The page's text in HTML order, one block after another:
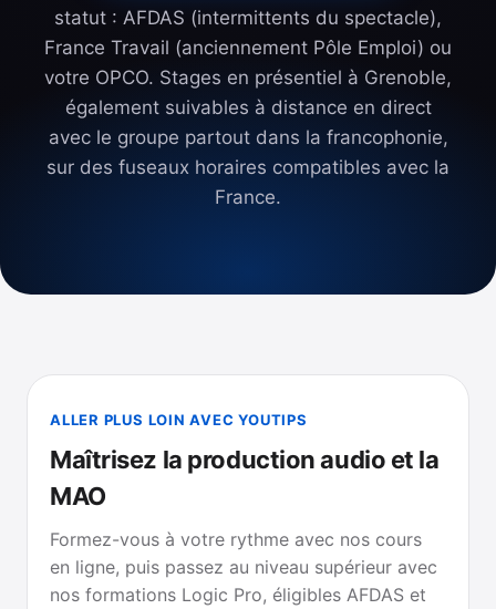
statut : AFDAS (intermittents du spectacle),
France Travail (anciennement Pôle Emploi) ou
votre OPCO. Stages en présentiel à Grenoble,
également suivables à distance en direct
avec le groupe partout dans la francophonie,
sur des fuseaux horaires compatibles avec la
France.
ALLER PLUS LOIN AVEC YOUTIPS
Maîtrisez la production audio et la
MAO
Formez-vous à votre rythme avec nos cours
en ligne, puis passez au niveau supérieur avec
nos formations Logic Pro, éligibles AFDAS et